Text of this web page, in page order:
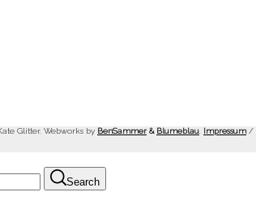
Glitter. Webworks by BenSammer & Blumeblau. Impressum/
Search